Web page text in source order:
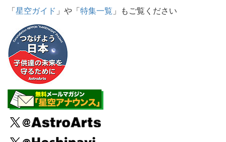
「星空ガイド 」や「特集一覧 」もご覧ください